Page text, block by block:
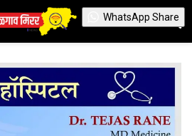
WhatsApp Share